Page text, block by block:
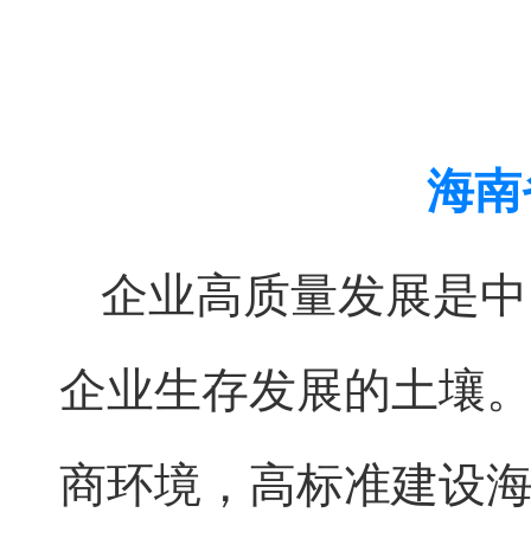
海
企业高质量发展是
企业生存发展的土壤
商环境，高标准建设